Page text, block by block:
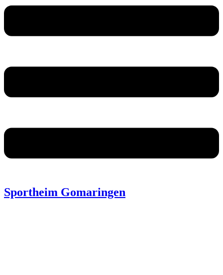
Sportheim Gomaringen